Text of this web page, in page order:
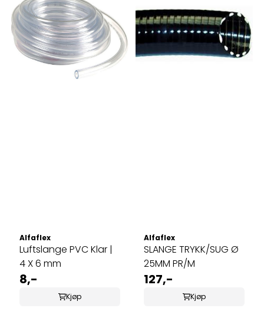
Alfaflex
Luftslange PVC Klar |
4 X 6 mm
8,-
Kjøp
Alfaflex
SLANGE TRYKK/SUG Ø
25MM PR/M
127,-
Kjøp